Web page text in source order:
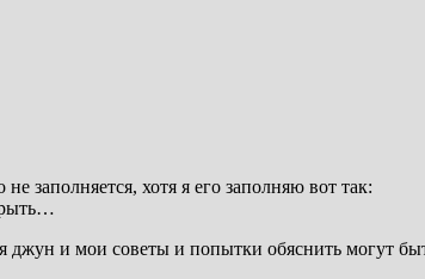
не заполняется, хотя я его заполняю вот так:
джун и мои советы и попытки обяснить могут